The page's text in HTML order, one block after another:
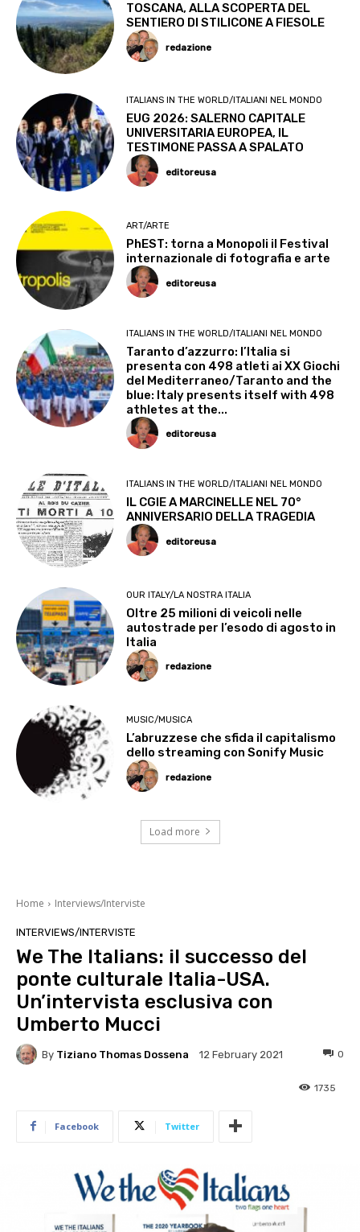
TOSCANA, ALLA SCOPERTA DEL
SENTIERO DI STILICONE A FIESOLE
redazione
ITALIANS IN THE WORLD/ITALIANI NEL MONDO
EUG 2026: SALERNO CAPITALE
UNIVERSITARIA EUROPEA, IL
TESTIMONE PASSA A SPALATO
editoreusa
ART/ARTE
PhEST: torna a Monopoli il Festival
internazionale di fotografia e arte
editoreusa
ITALIANS IN THE WORLD/ITALIANI NEL MONDO
Taranto d’azzurro: l’Italia si
presenta con 498 atleti ai XX Giochi
del Mediterraneo/Taranto and the
blue: Italy presents itself with 498
athletes at the...
editoreusa
ITALIANS IN THE WORLD/ITALIANI NEL MONDO
IL CGIE A MARCINELLE NEL 70°
ANNIVERSARIO DELLA TRAGEDIA
editoreusa
OUR ITALY/LA NOSTRA ITALIA
Oltre 25 milioni di veicoli nelle
autostrade per l’esodo di agosto in
Italia
redazione
MUSIC/MUSICA
L’abruzzese che sfida il capitalismo
dello streaming con Sonify Music
redazione
Load more